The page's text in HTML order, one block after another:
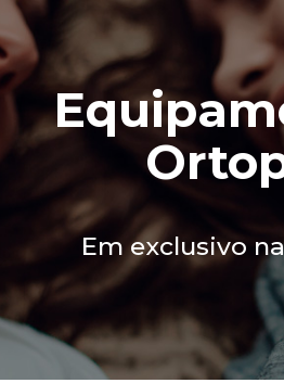
Em exclusivo